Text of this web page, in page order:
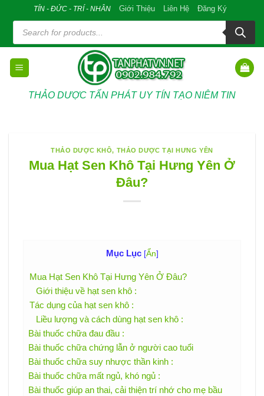
content
TÍN - ĐỨC - TRÍ - NHÂN Giới Thiệu Liên Hệ Đăng Ký
Tìm
kiếm
sản
phẩm
THẢO DƯỢC TẤN PHÁT UY TÍN TẠO NIÊM TIN
THẢO DƯỢC KHÔ, THẢO DƯỢC TẠI HƯNG YÊN
Mua Hạt Sen Khô Tại Hưng Yên Ở
Đâu?
Mục Lục [Ẩn]
Mua Hạt Sen Khô Tại Hưng Yên Ở Đâu?
Giới thiệu về hạt sen khô :
Tác dụng của hạt sen khô :
Liều lượng và cách dùng hạt sen khô :
Bài thuốc chữa đau đầu :
Bài thuốc chữa chứng lẫn ở người cao tuổi
Bài thuốc chữa suy nhược thần kinh :
Bài thuốc chữa mất ngủ, khó ngủ :
Bài thuốc giúp an thai, cải thiện trí nhớ cho mẹ bầu